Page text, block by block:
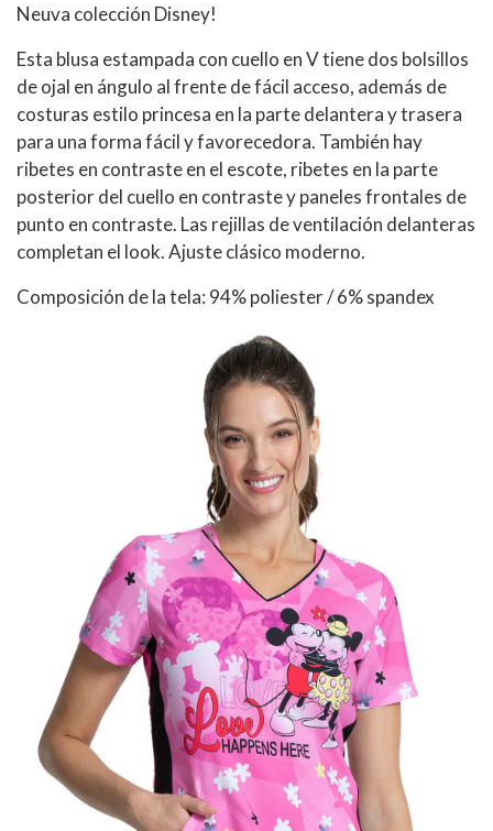
Neuva colección Disney!
Esta blusa estampada con cuello en V tiene dos bolsillos
de ojal en ángulo al frente de fácil acceso, además de
costuras estilo princesa en la parte delantera y trasera
para una forma fácil y favorecedora. También hay
ribetes en contraste en el escote, ribetes en la parte
posterior del cuello en contraste y paneles frontales de
punto en contraste. Las rejillas de ventilación delanteras
completan el look. Ajuste clásico moderno.
Composición de la tela: 94% poliester / 6% spandex